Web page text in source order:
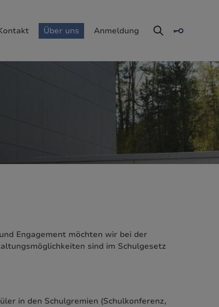
Über uns Anmeldung
Engagement möchten wir bei der
sind im Schulgesetz
in den Schulgremien (Schulkonferenz,